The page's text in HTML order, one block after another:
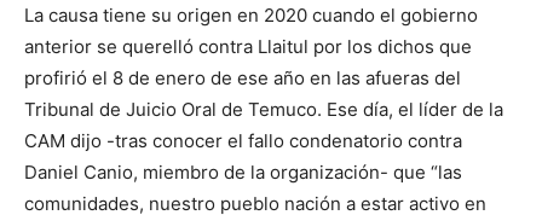
La causa tiene su origen en 2020 cuando el gobierno
anterior se querelló contra Llaitul por los dichos que
profirió el 8 de enero de ese año en las afueras del
Tribunal de Juicio Oral de Temuco. Ese día, el líder de la
CAM dijo -tras conocer el fallo condenatorio contra
Daniel Canio, miembro de la organización- que “las
comunidades, nuestro pueblo nación a estar activo en